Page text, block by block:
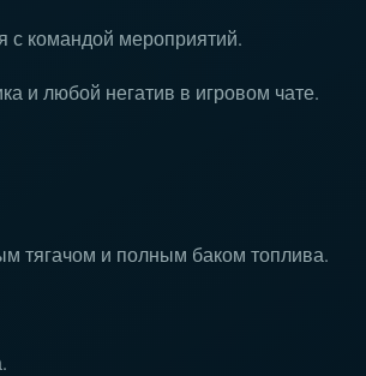
с командой мероприятий.
и любой негатив в игровом чате.
тягачом и полным баком топлива.